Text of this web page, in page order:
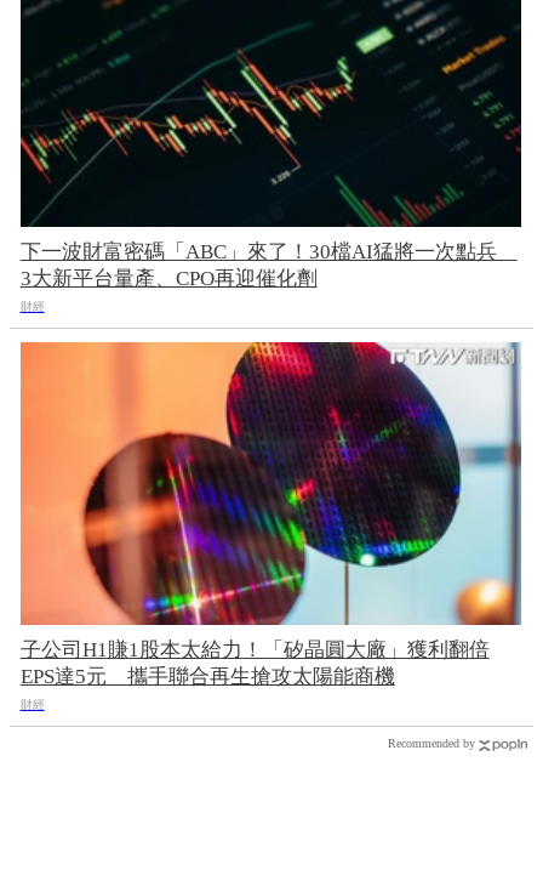
下一波財富密碼「ABC」來了！30檔AI猛將一次點兵
3大新平台量產、CPO再迎催化劑
財經
子公司H1賺1股本太給力！「矽晶圓大廠」獲利翻倍
EPS達5元 攜手聯合再生搶攻太陽能商機
財經
Recommended by